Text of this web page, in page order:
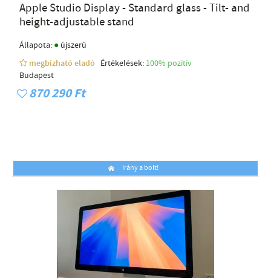
Apple Studio Display - Standard glass - Tilt- and
height-adjustable stand
Állapota: ● újszerű
megbízható eladó
Értékelések: 100% pozítiv
Budapest
870 290 Ft
Irány a bolt!